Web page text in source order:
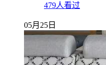
479人看过
05月25日